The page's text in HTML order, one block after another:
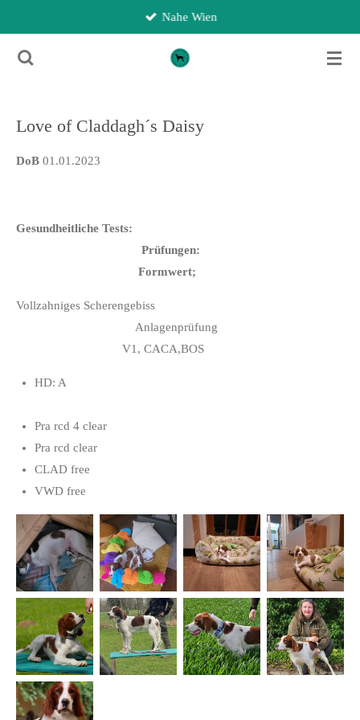
springen
Nahe Wien
Love of Claddagh´s Daisy
DoB 01.01.2023
Gesundheitliche Tests:
Prüfungen:
Formwert;
Vollzahniges Scherengebiss
Anlagenprüfung
V1, CACA,BOS
HD: A
Pra rcd 4 clear
Pra rcd clear
CLAD free
VWD free